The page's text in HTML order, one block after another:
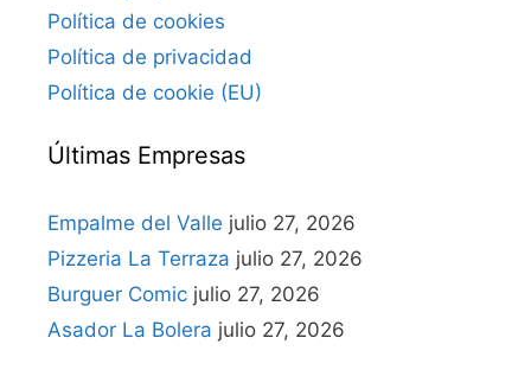
Política de cookies
Política de privacidad
Política de cookie (EU)
Últimas Empresas
Empalme del Valle julio 27, 2026
Pizzeria La Terraza julio 27, 2026
Burguer Comic julio 27, 2026
Asador La Bolera julio 27, 2026